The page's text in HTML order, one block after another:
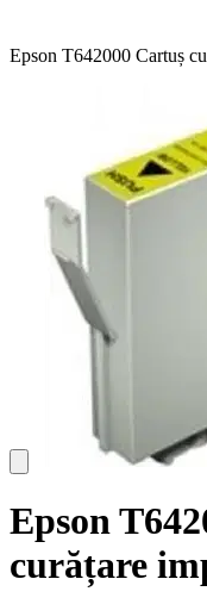
Epson T642000 Cartuș
Epson
curățare